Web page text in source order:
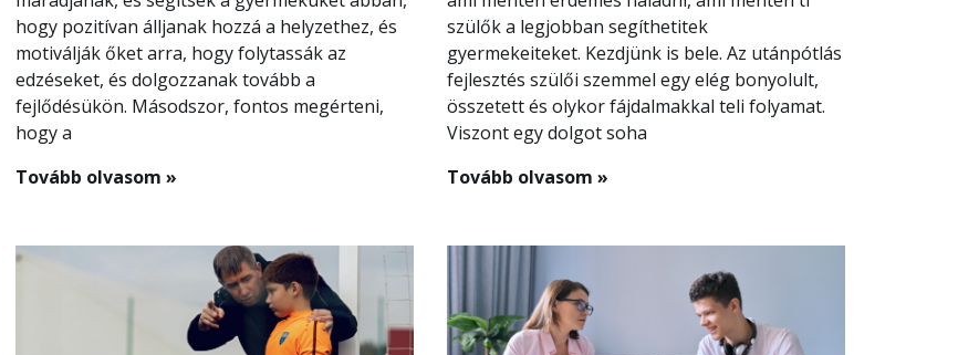
hogy pozitívan álljanak hozzá a helyzethez, és
motiválják őket arra, hogy folytassák az
edzéseket, és dolgozzanak tovább a
fejlődésükön. Másodszor, fontos megérteni,
hogy a
Tovább olvasom »
szülők a legjobban segíthetitek
gyermekeiteket. Kezdjünk is bele. Az utánpótlás
fejlesztés szülői szemmel egy elég bonyolult,
összetett és olykor fájdalmakkal teli folyamat.
Viszont egy dolgot soha
Tovább olvasom »